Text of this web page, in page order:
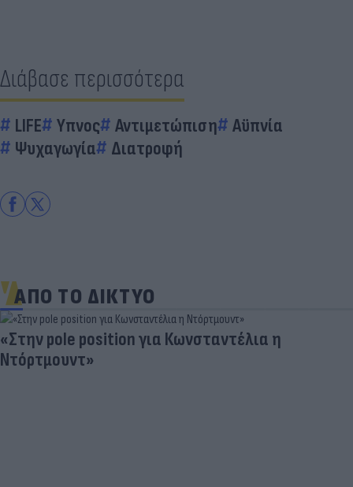
Διάβασε περισσότερα
LIFE Υπνος Αντιμετώπιση
Αϋπνία
Ψυχαγωγία
Διατροφή
ΑΠΟ ΤΟ ΔΙΚΤΥΟ
«Στην pole position για Κωνσταντέλια η
Ντόρτμουντ»